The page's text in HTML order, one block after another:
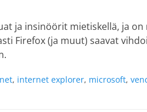
ja insinöörit mietiskellä, ja
Firefox (ja muut) saavat
, internet explorer, microsoft,